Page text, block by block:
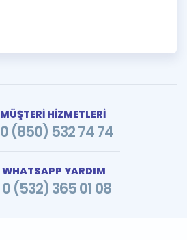
MÜŞTERİ HİZMETLERİ
0 (850) 532 74 74
WHATSAPP YARDIM
0 (532) 365 01 08